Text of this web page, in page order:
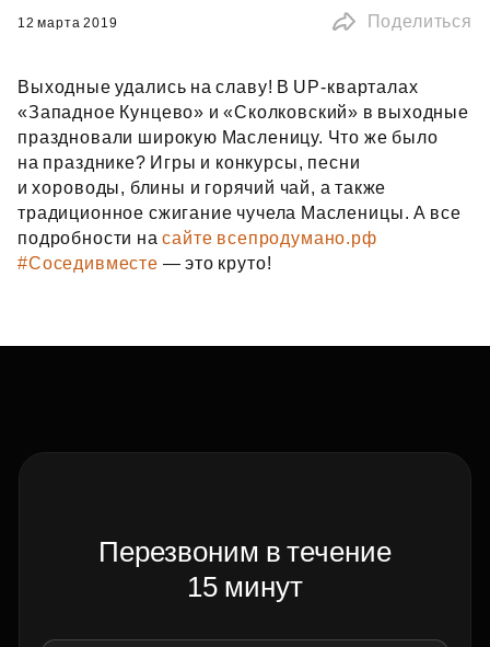
12 марта 2019 Поделиться
Выходные удались на славу! В UP‑кварталах
«Западное Кунцево» и «Сколковский» в выходные
праздновали широкую Масленицу. Что же было
на празднике? Игры и конкурсы, песни
и хороводы, блины и горячий чай, а также
традиционное сжигание чучела Масленицы. А все
подробности насайте всепродумано.рф
#Соседивместе — это круто!
Перезвоним в течение
15 минут